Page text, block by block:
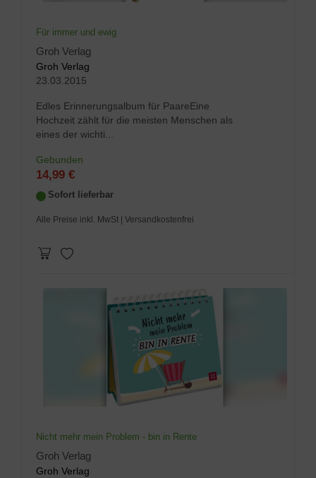
Für immer und ewig
Groh Verlag
Groh Verlag
23.03.2015
Edles Erinnerungsalbum für PaareEine
Hochzeit zählt für die meisten Menschen als
eines der wichti...
Gebunden
14,99 €
Sofort lieferbar
Alle Preise inkl. MwSt | Versandkostenfrei
Nicht mehr mein Problem - bin in Rente
Groh Verlag
Groh Verlag